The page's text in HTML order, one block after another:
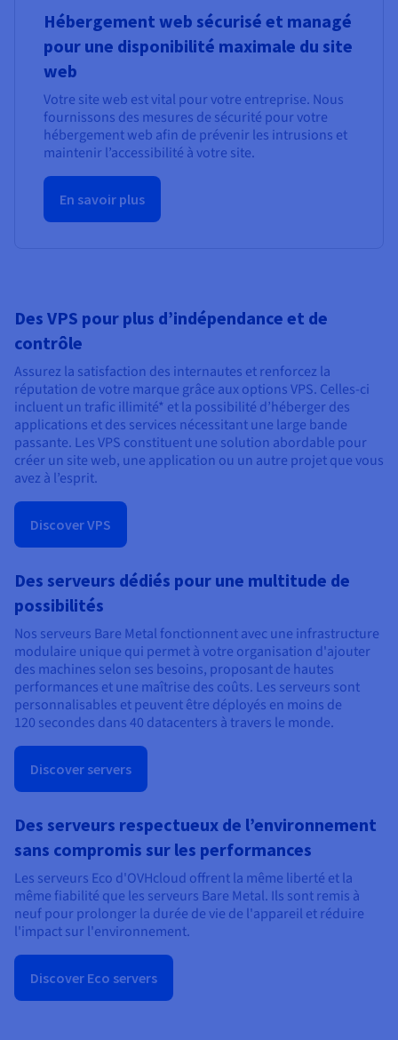
Hébergement web sécurisé et managé
pour une disponibilité maximale du site
web
Votre site web est vital pour votre entreprise. Nous
fournissons des mesures de sécurité pour votre
hébergement web afin de prévenir les intrusions et
maintenir l’accessibilité à votre site.
En savoir plus
Des VPS pour plus d’indépendance et de
contrôle
Assurez la satisfaction des internautes et renforcez la
réputation de votre marque grâce aux options VPS. Celles-ci
incluent un trafic illimité* et la possibilité d’héberger des
applications et des services nécessitant une large bande
passante. Les VPS constituent une solution abordable pour
créer un site web, une application ou un autre projet que vous
avez à l’esprit.
Discover VPS
Des serveurs dédiés pour une multitude de
possibilités
Nos serveurs Bare Metal fonctionnent avec une infrastructure
modulaire unique qui permet à votre organisation d'ajouter
des machines selon ses besoins, proposant de hautes
performances et une maîtrise des coûts. Les serveurs sont
personnalisables et peuvent être déployés en moins de
120 secondes dans 40 datacenters à travers le monde.
Discover servers
Des serveurs respectueux de l’environnement
sans compromis sur les performances
Les serveurs Eco d'OVHcloud offrent la même liberté et la
même fiabilité que les serveurs Bare Metal. Ils sont remis à
neuf pour prolonger la durée de vie de l'appareil et réduire
l'impact sur l'environnement.
Discover Eco servers